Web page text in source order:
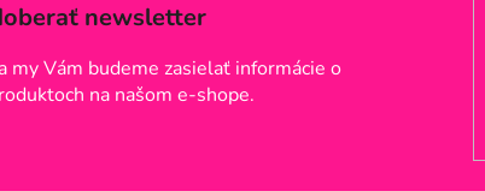
newsletter
my Vám budeme zasielať informácie o
na našom e-shope.